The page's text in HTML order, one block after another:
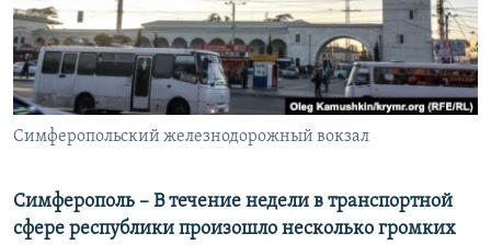
ПОБЕДИТЕЛЕЙ НЕ СУДЯТ?
КРЫМ.НЕПОКОРЕННЫЙ
ELIFBE
УКРАИНСКАЯ ПРОБЛЕМА КРЫМА
ПРИСОЕДИНЯЙТЕСЬ!
Симферопольский железнодорожный вокзал
Симферополь – В течение недели в транспортной
сфере республики произошло несколько громких